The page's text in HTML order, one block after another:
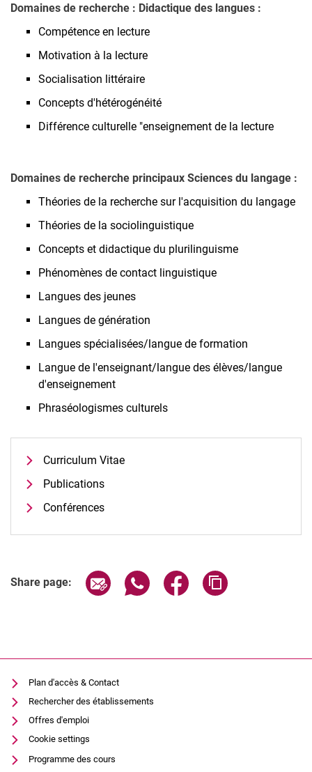
Domaines de recherche : Didactique des langues :
Compétence en lecture
Motivation à la lecture
Socialisation littéraire
Concepts d'hétérogénéité
Différence culturelle "enseignement de la lecture
Domaines de recherche principaux Sciences du langage :
Théories de la recherche sur l'acquisition du langage
Théories de la sociolinguistique
Concepts et didactique du plurilinguisme
Phénomènes de contact linguistique
Langues des jeunes
Langues de génération
Langues spécialisées/langue de formation
Langue de l'enseignant/langue des élèves/langue
d'enseignement
Phraséologismes culturels
Curriculum Vitae
Publications
Conférences
Share page: Share page via email
Share page via WhatsApp
Share page via
Plan d'accès & Contact
Rechercher des établissements
Offres d'emploi
Cookie settings
Programme des cours